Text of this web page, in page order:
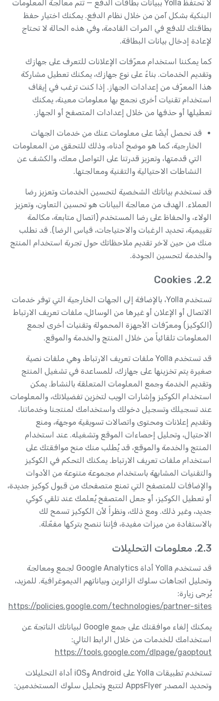
لا تحتفظ Yolla ببيانات بطاقات الدفع — تتم معالجة المعلومات
البنكية بشكل آمن من خلال نظام الدفع. يمكنك اختيار حفظ
بطاقتك للدفع في المرات القادمة، وفي هذه الحالة لا تحتاج
لإعادة إدخال بيانات البطاقة.
كما يمكننا استخدام معرّفات الإعلانات للتعرف على جهازك
وتقديم الخدمات. بناءً على نوع جهازك، يمكنك تعطيل مشاركة
هذا المعرّف من إعدادات الجهاز. إذا كنت ترغب في إيقاف
استخدام تقنيات أخرى نجمع بها معلومات معينة، يمكنك
تعطيلها أو حذفها من خلال إعدادات المتصفح أو الجهاز.
قد نحصل أيضًا على معلومات عنك من خدمات الجهات
الخارجية، كما هو موضح أدناه، وذلك للتحقق من المعلومات
التي قدمتها، وتعزيز قدرتنا على التواصل معك، والكشف عن
النشاطات الاحتيالية والتقنية ومعالجتها.
قد نستخدم بياناتك الشخصية لتحسين الخدمات وتعزيز رضا
العملاء. الهدف من معالجة البيانات هو تحسين التعاون، وتعزيز
الولاء، والحفاظ على رضا المستخدم (اتصال متابعة، مكالمة
تقييمية، تحديد الرغبات والاحتياجات، قياس الرضا). قد نطلب
منك من حين لآخر تقديم ملاحظاتك حول تجربة استخدام المنتج
والخدمة لتحسين الجودة.
2.2. Cookies
تستخدم Yolla، بالإضافة إلى الجهات الخارجية التي توفر خدمات
الاتصال أو الإعلان أو غيرها من الوسائل، ملفات تعريف الارتباط
(الكوكيز) ومعرّفات الأجهزة المحمولة وتقنيات أخرى لجمع
المعلومات تلقائياً من خلال المنتج والخدمة والموقع.
قد تستخدم Yolla ملفات تعريف الارتباط، وهي ملفات نصية
صغيرة يتم تخزينها على جهازك، للمساعدة في تشغيل المنتج
وتقديم الخدمة وجمع المعلومات المتعلقة بالنشاط. يمكن
استخدام الكوكيز وإشارات الويب لتخزين تفضيلاتك، والمعلومات
عند تسجيلك وتسجيل دخولك واستخدامك لمنتجنا وخدماتنا،
وتقديم إعلانات ومحتوى واتصالات تسويقية موجهة، ومنع
الاحتيال، وتحليل إحصاءات الموقع وتشغيله. عند استخدام
المنتج والخدمة والموقع، قد يُطلب منك منح موافقتك على
استخدام ملفات تعريف الارتباط. يمكنك التحكم في الكوكيز
والتقنيات المشابهة باستخدام مجموعة متنوعة من الأدوات
والإضافات للمتصفح التي تمنع متصفحك من قبول كوكيز جديدة،
أو تعطيل الكوكيز، أو جعل المتصفح يُعلمك عند تلقي كوكي
جديد، وغير ذلك. ومع ذلك، ونظراً لأن الكوكيز تسمح لك
بالاستفادة من ميزات مفيدة، فإننا ننصح بتركها مفعّلة.
2.3. معلومات التحليلات
قد تستخدم Yolla أداة Google Analytics لجمع ومعالجة
وتحليل اتجاهات سلوك الزائرين وبياناتهم الديموغرافية. للمزيد،
يُرجى زيارة:
https://policies.google.com/technologies/partner-sites
يمكنك إلغاء موافقتك على جمع Google لبياناتك الناتجة عن
استخدامك للخدمات من خلال الرابط التالي:
https://tools.google.com/dlpage/gaoptout
تستخدم تطبيقات Yolla على Android وiOS أداة التحليلات
وتحديد المصدر AppsFlyer لتتبع وتحليل سلوك المستخدمين: